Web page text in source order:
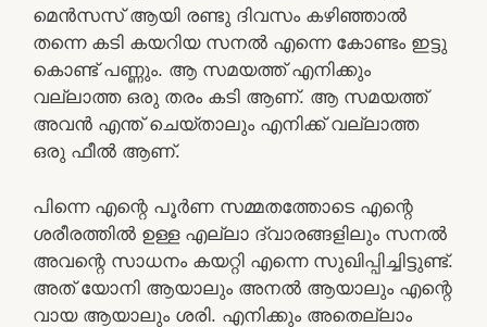
മെന്‍സസ് ആയി രണ്ടു ദിവസം കഴിഞ്ഞാല്‍
തന്നെ കടി കയറിയ സനല്‍ എന്നെ കോണ്ടം ഇട്ടു
കൊണ്ട് പണ്ണും. ആ സമയത്ത് എനിക്കും
വല്ലാത്ത ഒരു തരം കടി ആണ്. ആ സമയത്ത്
അവന്‍ എന്ത് ചെയ്താലും എനിക്ക് വല്ലാത്ത
ഒരു ഫീല്‍ ആണ്.
പിന്നെ എന്റെ പൂര്‍ണ സമ്മതത്തോടെ എന്റെ
ശരീരത്തില്‍ ഉള്ള എല്ലാ ദ്വാരങ്ങളിലും സനല്‍
അവന്റെ സാധനം കയറ്റി എന്നെ സുഖിപ്പിച്ചിട്ടുണ്ട്.
അത് യോനി ആയാലും അനല്‍ ആയാലും എന്റെ
വായ ആയാലും ശരി. എനിക്കും അതെല്ലാം